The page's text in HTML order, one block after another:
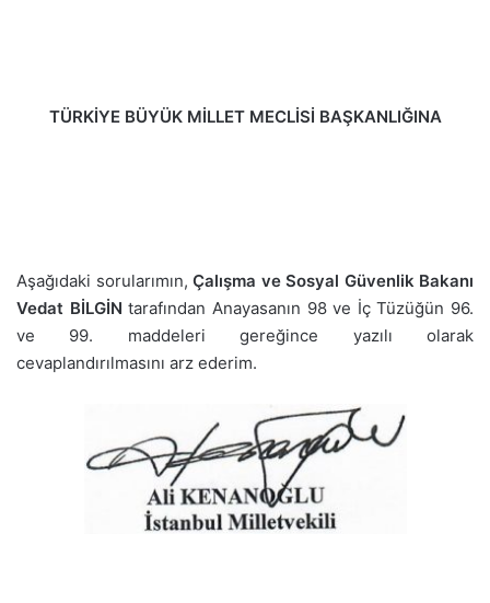
TÜRKİYE BÜYÜK MİLLET MECLİSİ BAŞKANLIĞINA
Aşağıdaki sorularımın, Çalışma ve Sosyal Güvenlik Bakanı
Vedat BİLGİN tarafından Anayasanın 98 ve İç Tüzüğün 96.
ve 99. maddeleri gereğince yazılı olarak
cevaplandırılmasını arz ederim.